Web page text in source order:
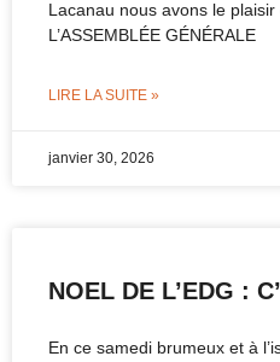
Lacanau nous avons le
L’ASSEMBLÉE GÉNÉRALE
LIRE LA SUITE »
janvier 30, 2026
NOEL DE L’EDG :
En ce samedi brumeux et à